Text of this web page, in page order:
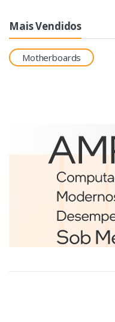
Mais Vendidos
Motherboards